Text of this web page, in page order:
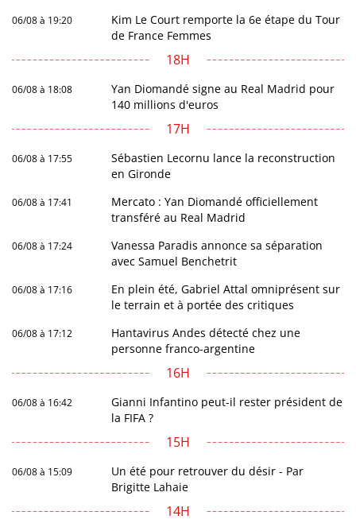
06/08 à 19:20
Kim Le Court remporte la 6e étape du Tour
de France Femmes
18H
06/08 à 18:08
Yan Diomandé signe au Real Madrid pour
140 millions d'euros
17H
06/08 à 17:55
Sébastien Lecornu lance la reconstruction
en Gironde
06/08 à 17:41
Mercato : Yan Diomandé officiellement
transféré au Real Madrid
06/08 à 17:24
Vanessa Paradis annonce sa séparation
avec Samuel Benchetrit
06/08 à 17:16
En plein été, Gabriel Attal omniprésent sur
le terrain et à portée des critiques
06/08 à 17:12
Hantavirus Andes détecté chez une
personne franco-argentine
16H
06/08 à 16:42
Gianni Infantino peut-il rester président de
la FIFA ?
15H
06/08 à 15:09
Un été pour retrouver du désir - Par
Brigitte Lahaie
14H